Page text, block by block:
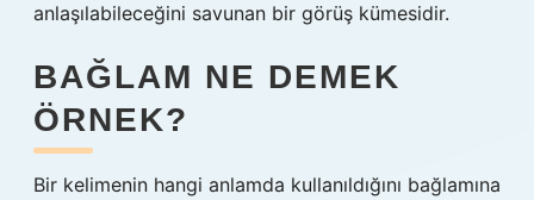
anlaşılabileceğini savunan bir görüş kümesidir.
BAĞLAM NE DEMEK
ÖRNEK?
Bir kelimenin hangi anlamda kullanıldığını bağlamına